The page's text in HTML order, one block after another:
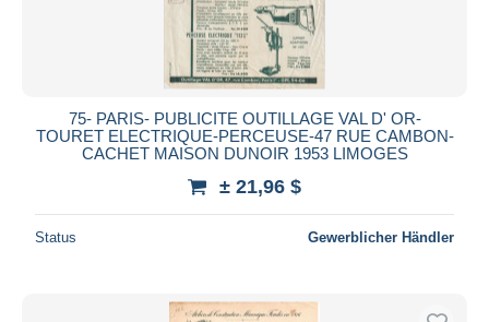
75- PARIS- PUBLICITE OUTILLAGE VAL D' OR-
TOURET ELECTRIQUE-PERCEUSE-47 RUE CAMBON-
CACHET MAISON DUNOIR 1953 LIMOGES
± 21,96 $
Status Gewerblicher Händler